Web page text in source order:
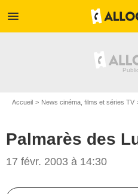
menu
Accueil News cinéma, films et séries TV
Palmarès des
17 févr. 2003 à 14:30